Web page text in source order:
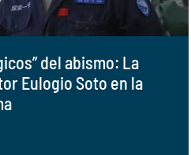
del abismo: La
Eulogio Soto en la